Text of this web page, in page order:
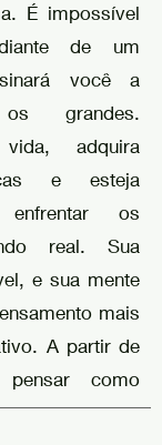
É impossível
de um
você a
grandes.
adquira
e esteja
os
real. Sua
e sua mente
mais
A partir de
como